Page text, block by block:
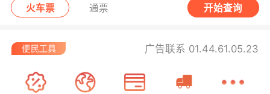
火车票 通票 开始查询
广告联系 01.44.61.05.23